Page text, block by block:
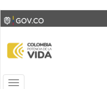
Skip
to
content
Toggle
high
Toggle